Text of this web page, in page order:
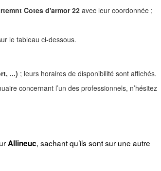
Cotes d'armor 22 avec leur coordonnée ;
le tableau ci-dessous.
...) ; leurs horaires de disponibilité sont affichés.
concernant l’un des professionnels, n’hésitez
Allineuc, sachant qu’ils sont sur une autre